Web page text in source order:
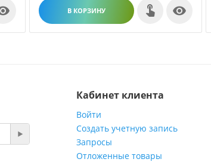
В КОРЗИНУ 
Кабинет клиента
Войти
Создать учетную запись
Запросы
Отложенные товары